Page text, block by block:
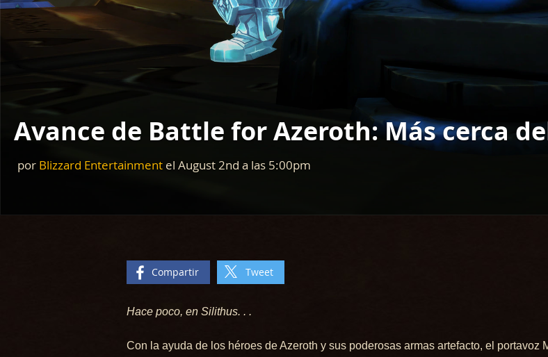
Avance de Battle for Azeroth: Más cerca
por Blizzard Entertainment el August 2nd a las 5:00pm
Compartir Tweet
Hace poco, en Silithus. . .
Con la ayuda de los héroes de Azeroth y sus poderosas armas artefacto, el